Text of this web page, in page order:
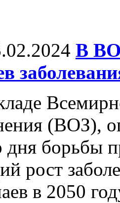
В
(ВОЗ),
борьбы
рост
в 2050